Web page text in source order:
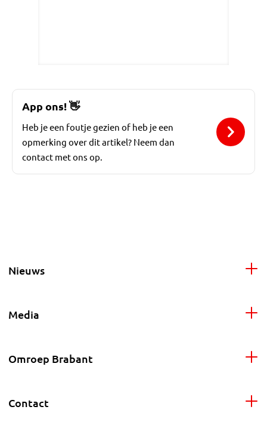
App ons!👋
Heb je een foutje gezien of heb je een
opmerking over dit artikel? Neem dan
contact met ons op.
Nieuws
Media
Omroep Brabant
Contact